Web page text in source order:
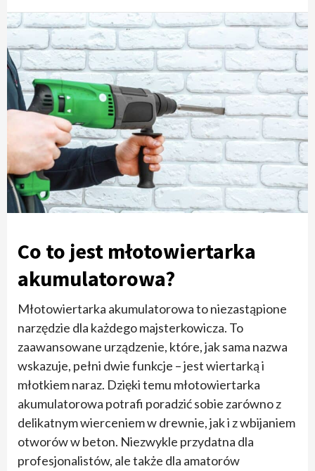
Co to jest młotowiertarka
akumulatorowa?
Młotowiertarka akumulatorowa to niezastąpione
narzędzie dla każdego majsterkowicza. To
zaawansowane urządzenie, które, jak sama nazwa
wskazuje, pełni dwie funkcje – jest wiertarką i
młotkiem naraz. Dzięki temu młotowiertarka
akumulatorowa potrafi poradzić sobie zarówno z
delikatnym wierceniem w drewnie, jak i z wbijaniem
otworów w beton. Niezwykle przydatna dla
profesjonalistów, ale także dla amatorów